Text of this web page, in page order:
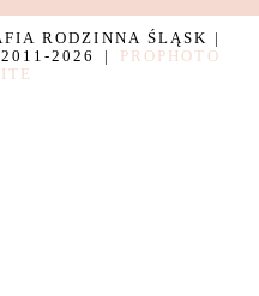
RODZINNA ŚLĄSK |
2026
|
PROPHOTO